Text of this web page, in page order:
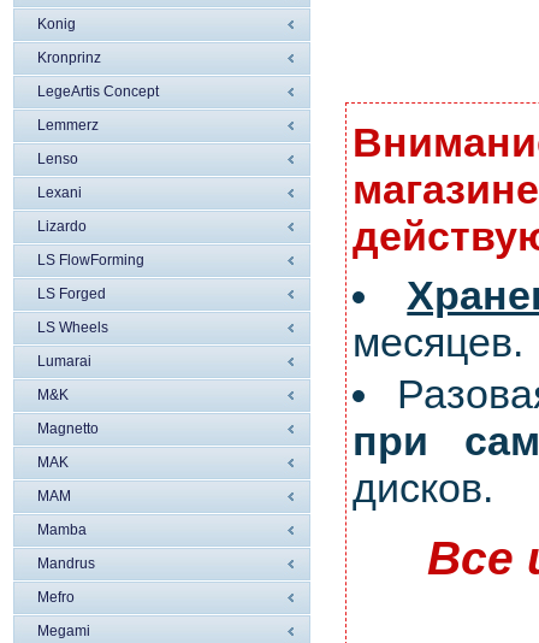
Konig
Kronprinz
LegeArtis Concept
Lemmerz
Lenso
Lexani
Lizardo
LS FlowForming
LS Forged
LS Wheels
Lumarai
M&K
Magnetto
MAK
MAM
Mamba
Mandrus
Mefro
Megami
месяцев.
при
дисков.
Все